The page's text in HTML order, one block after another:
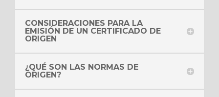
CONSIDERACIONES PARA LA
EMISIÓN DE UN CERTIFICADO DE
ORIGEN
¿QUÉ SON LAS NORMAS DE
ORIGEN?